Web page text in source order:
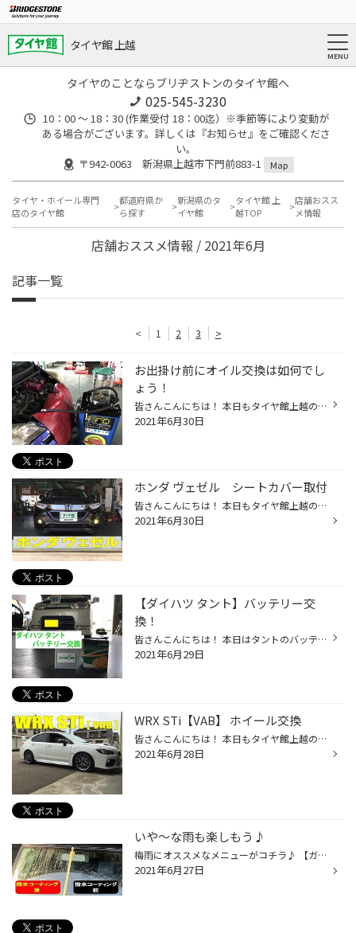
タイヤ館 上越
タイヤのことならブリヂストンのタイヤ館へ
025-545-3230
10：00 ～ 18：30 (作業受付 18：00迄）※季節等により変動が
ある場合がございます。詳しくは『お知らせ』をご確認くださ
い。
〒942-0063 新潟県上越市下門前883-1
Map
タイヤ・ホイール専門
店のタイヤ館
都道府県か
ら探す
新潟県のタ
イヤ館
タイヤ館 上
越TOP
店舗おスス
メ情報
店舗おススメ情報 / 2021年6月
記事一覧
< 1 2 3 >
お出掛け前にオイル交換は如何でし
ょう！
皆さんこんにちは！ 本日もタイヤ館上越の ホームページをご覧いただき ありがとうございます<(_ _)> 本日はエンジンオイル交換のご紹介です！ オイルは3000km～5000km毎 もしくは半年毎の交換が目安 となっております。 交換しないで放置してるとエンジンを 傷めてしまい寿命を縮めてしまいますし ...
2021年6月30日
ホンダ ヴェゼル シートカバー取付
皆さんこんにちは！ 本日もタイヤ館上越の ホームページをご覧いただき ありがとうございます<(_ _)> 本日はシートカバーを取付 させていただいたお車のご紹介 作業させていただいたお車は 【ホンダ ヴェゼル】 取付した商品は 【ベレッツァ ワイルドステッチ】 今回はオプションにて ステッチ(糸)...
2021年6月30日
【ダイハツ タント】バッテリー交
換！
皆さんこんにちは！ 本日はタントのバッテリー交換の ご紹介です！ 暑くなりエアコンを使っている方は 多いかと思います！ そうなると負担がかかるのが 『バッテリー』ですよね！ 今回も点検の結果《要注意》の 結果が出ておりました。 点検の結果をご案内した上で 交換のご依頼を頂きました。 早速...
2021年6月29日
WRX STi【VAB】 ホイール交換
皆さんこんにちは！ 本日もタイヤ館上越の ホームページをご覧いただき ありがとうございます！ 本日もホイール交換をさせて いただきましたので ご紹介させていただきます！ 作業させていただいたお車はコチラ！ SUBARU【 WRX STi 】 装着させていただいた ホイールはコチラ！ WEDSスポーツ【 SA-2...
2021年6月28日
いや～な雨も楽しもう♪
梅雨にオススメなメニューがコチラ♪ 【ガラス撥水コーティング】 雨の日の視界確保ができるように ガラスの撥水コートを オススメしています(^^♪ 画像を見て頂くとわかるように 効果は一目瞭然ですネ！！ この撥水がクセになると なかなかやめられないです(笑) 雨の日が楽しみになります(笑) 雨の日...
2021年6月27日